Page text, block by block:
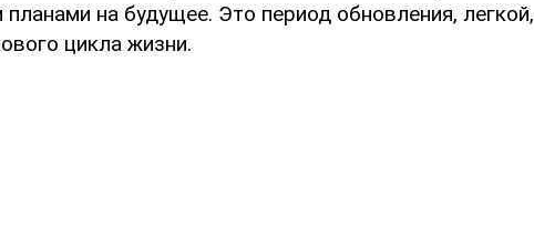
на будущее. Это период обновления, легкой,
цикла жизни.